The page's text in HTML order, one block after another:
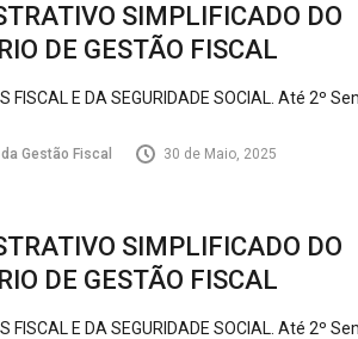
SIMPLIFICADO DO
DE GESTÃO FISCAL
FISCAL E DA SEGURIDADE SOCIAL. Até 2º
Gestão Fiscal 30 de Maio, 2025
SIMPLIFICADO DO
DE GESTÃO FISCAL
FISCAL E DA SEGURIDADE SOCIAL. Até 2º